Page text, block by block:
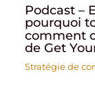
Podcast –
pourquoi
comment
de Get
Stratégie de